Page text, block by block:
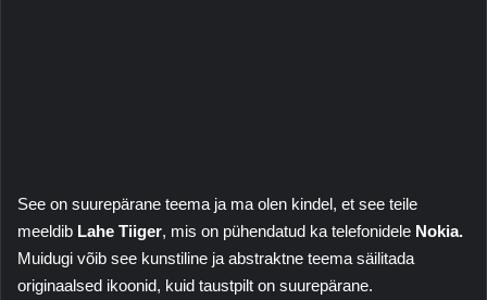
See on suurepärane teema ja ma olen kindel, et see teile
meeldib Lahe Tiiger, mis on pühendatud ka telefonidele Nokia.
Muidugi võib see kunstiline ja abstraktne teema säilitada
originaalsed ikoonid, kuid taustpilt on suurepärane.